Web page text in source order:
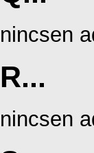
nincsen
R...
nincsen